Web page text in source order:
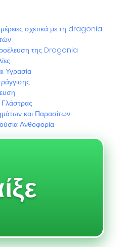
σχετικά με τη dragonia
της Dragonia
Υγρασία
και Παρασίτων
Ανθοφορία